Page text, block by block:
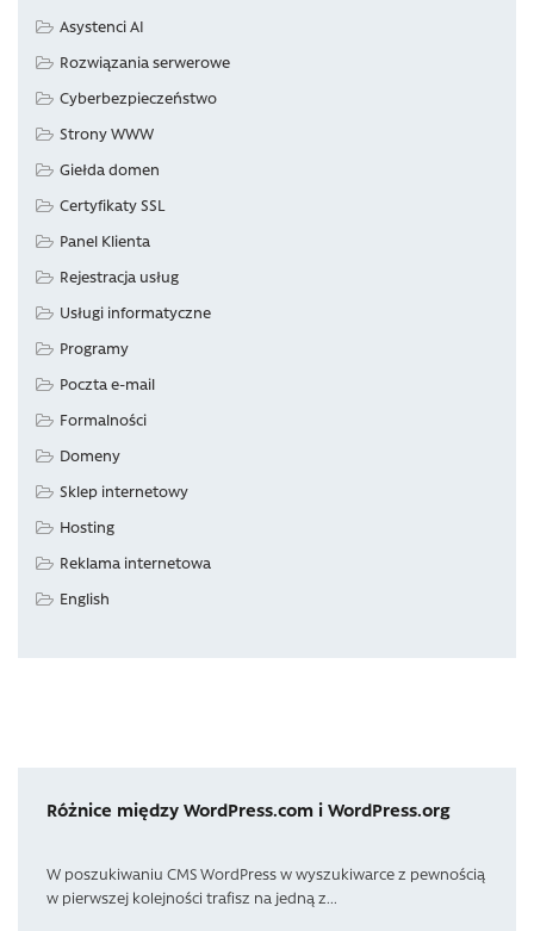
Asystenci AI
Rozwiązania serwerowe
Cyberbezpieczeństwo
Strony WWW
Giełda domen
Certyfikaty SSL
Panel Klienta
Rejestracja usług
Usługi informatyczne
Programy
Poczta e-mail
Formalności
Domeny
Sklep internetowy
Hosting
Reklama internetowa
English
Różnice między WordPress.com i WordPress.org
W poszukiwaniu CMS WordPress w wyszukiwarce z pewnością
w pierwszej kolejności trafisz na jedną z...